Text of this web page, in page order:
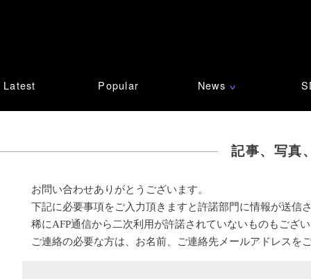
Latest Popular News ∨
記事、写真
お問い合わせありがとうございます。
下記に必要事項をご入力頂きますと許諾部門に情報が送信
稀にAFP通信から二次利用が許諾されていないものもござ
ご連絡の必要な方は、お名前、ご連絡先メールアドレスを